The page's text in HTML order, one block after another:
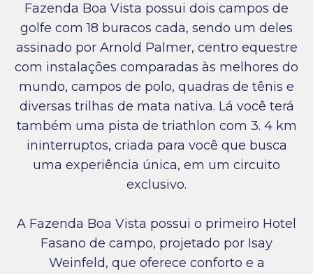
Fazenda Boa Vista possui dois campos de
golfe com 18 buracos cada, sendo um deles
assinado por Arnold Palmer, centro equestre
com instalações comparadas às melhores do
mundo, campos de polo, quadras de tênis e
diversas trilhas de mata nativa. Lá você terá
também uma pista de triathlon com 3. 4 km
ininterruptos, criada para você que busca
uma experiência única, em um circuito
exclusivo.
A Fazenda Boa Vista possui o primeiro Hotel
Fasano de campo, projetado por Isay
Weinfeld, que oferece conforto e a